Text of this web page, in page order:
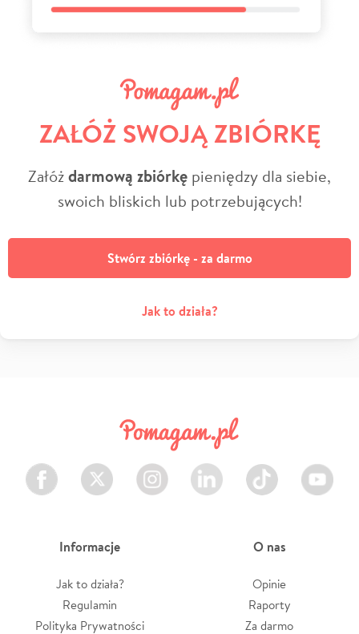
ZAŁÓŻ SWOJĄ ZBIÓRKĘ
Załóżdarmową zbiórkę pieniędzy dla siebie,
swoich bliskich lub potrzebujących!
Stwórz zbiórkę - za darmo
Jak to działa?
Facebook Twitter Instagram LinkedIn TikTok Youtube
Informacje
Jak to działa?
Regulamin
Polityka Prywatności
O nas
Opinie
Raporty
Za darmo